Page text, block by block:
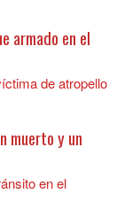
armado en el
muerto y un